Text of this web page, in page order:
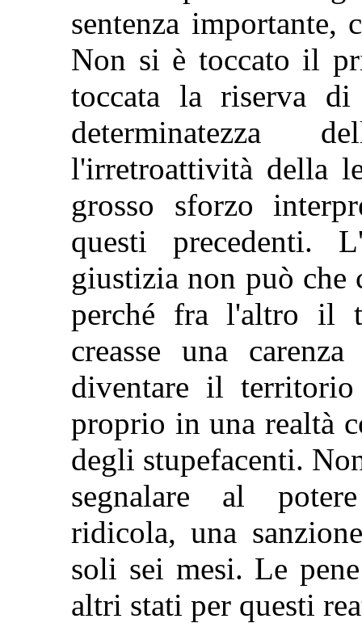
sentenza importante,
Non si è toccato il
toccata la riserva
determinatezza
l'irretroattività della
grosso sforzo
questi precedenti.
giustizia non può
perché fra l'altro il
creasse una
diventare il
proprio in una realtà
degli stupefacenti.
segnalare al
ridicola, una
soli sei mesi. Le
altri stati per questi